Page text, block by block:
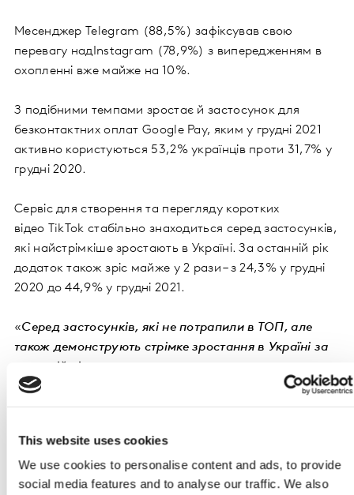
This website uses cookies
We use cookies to personalise content and ads, to provide
social media features and to analyse our traffic. We also
Месенджер Telegram (88,5%) зафіксував свою
перевагу надІnstagram (78,9%) з випередженням в
охопленні вже майже на 10%.
З подібними темпами зростає й застосунок для
безконтактних оплат Google Pay, яким у грудні 2021
активно користуються 53,2% українців проти 31,7% у
грудні 2020.
Cервіс для створення та перегляду коротких
відео TikTok cтабільно знаходиться серед застосунків,
які найстрімкіше зростають в Україні. За останній рік
додаток також зріс майже у 2 рази – з 24,3% у грудні
2020 до 44,9% у грудні 2021.
«Серед застосунків, які не потрапили в ТОП, але
також демонструють стрімке зростання в Україні за
останній рік, можна
відмітити YouTube
та
— прокоментувала керівниця проєкту CMeter Ірина